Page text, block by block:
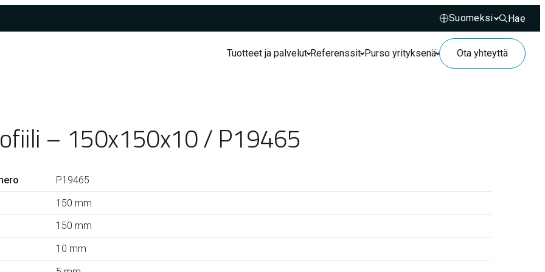
Hae
Hae
Tuotteet ja palvelut Referenssit Purso yrityksenä Ota yhteyttä
– 150x150x10 / P19465
P19465
150 mm
150 mm
10 mm